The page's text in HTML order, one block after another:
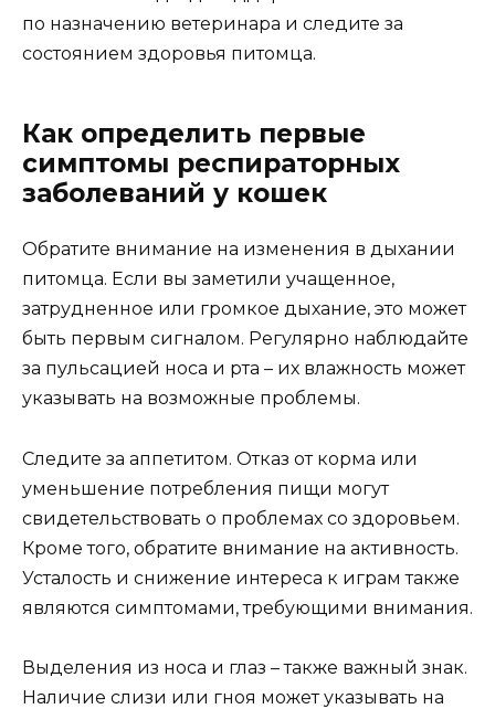
по назначению ветеринара и следите за
состоянием здоровья питомца.
Как определить первые
симптомы респираторных
заболеваний у кошек
Обратите внимание на изменения в дыхании
питомца. Если вы заметили учащенное,
затрудненное или громкое дыхание, это может
быть первым сигналом. Регулярно наблюдайте
за пульсацией носа и рта – их влажность может
указывать на возможные проблемы.
Следите за аппетитом. Отказ от корма или
уменьшение потребления пищи могут
свидетельствовать о проблемах со здоровьем.
Кроме того, обратите внимание на активность.
Усталость и снижение интереса к играм также
являются симптомами, требующими внимания.
Выделения из носа и глаз – также важный знак.
Наличие слизи или гноя может указывать на